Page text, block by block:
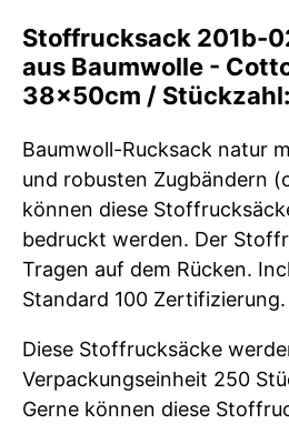
Stoffrucksack 201b-
aus Baumwolle -
38x50cm /
Baumwoll-Rucksack natur
und robusten Zugbändern
können diese
bedruckt werden. Der
Tragen auf dem Rücken.
Standard 100 Zertifizierung.
Diese Stoffrucksäcke
Verpackungseinheit 250
Gerne können diese